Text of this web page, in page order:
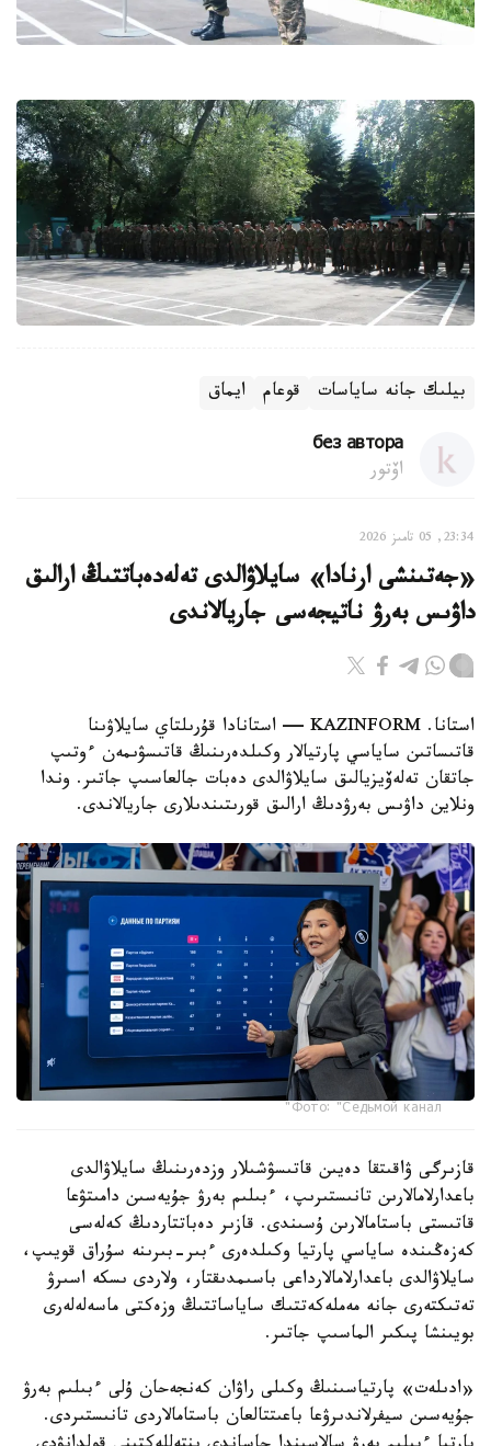
بيلىك جانە ساياسات قوعام ايماق
без автора
اۆتور
23:34, 05 تامىز 2026
«جەتىنشى ارنادا» سايلاۋالدى تەلەدەباتتىڭ ارالىق
داۋىس بەرۋ ناتيجەسى جاريالاندى
استانا. KAZINFORM — استانادا قۇرىلتاي سايلاۋىنا
قاتىساتىن ساياسي پارتيالار وكىلدەرىنىڭ قاتىسۋىمەن ءوتىپ
جاتقان تەلەۆيزيالىق سايلاۋالدى دەبات جالعاسىپ جاتىر. وندا
ونلاين داۋىس بەرۋدىڭ ارالىق قورىتىندىلارى جاريالاندى.
Фото: "Седьмой канал"
قازىرگى ۋاقىتقا دەيىن قاتىسۋشىلار وزدەرىنىڭ سايلاۋالدى
باعدارلامالارىن تانىستىرىپ، ءبىلىم بەرۋ جۇيەسىن دامىتۋعا
قاتىستى باستامالارىن ۇسىندى. قازىر دەباتتاردىڭ كەلەسى
كەزەڭىندە ساياسي پارتيا وكىلدەرى ءبىر-بىرىنە سۇراق قويىپ،
سايلاۋالدى باعدارلامالارداعى باسىمدىقتار، ولاردى ىسكە اسىرۋ
تەتىكتەرى جانە مەملەكەتتىك ساياساتتىڭ وزەكتى ماسەلەلەرى
بويىنشا پىكىر الماسىپ جاتىر.
«ادىلەت» پارتياسىنىڭ وكىلى راۋان كەنجەحان ۇلى ءبىلىم بەرۋ
جۇيەسىن سيفرلاندىرۋعا باعىتتالعان باستامالاردى تانىستىردى.